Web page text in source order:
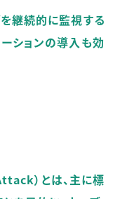
継続的に監視する
ションの導入も効
）とは、主に標